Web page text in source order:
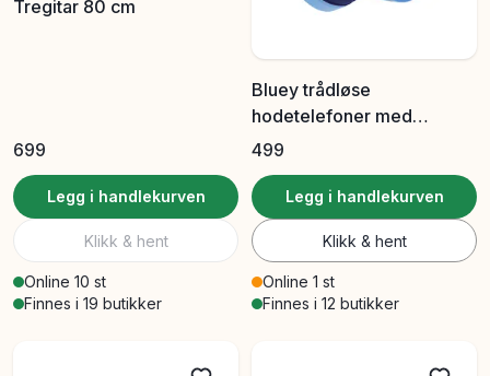
Tregitar 80 cm
699
Legg i handlekurven
Klikk & hent
Online 10 st
Finnes i 19 butikker
Bluey trådløse
hodetelefoner med
volumkontroll 85/95 dB
499
Legg i handlekurven
Klikk & hent
Online 1 st
Finnes i 12 butikker